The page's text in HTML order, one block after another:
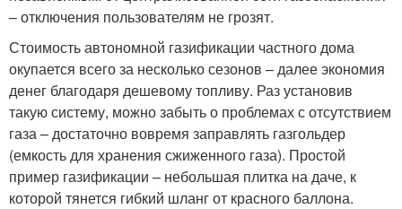
– отключения пользователям не грозят.
Стоимость автономной газификации частного дома
окупается всего за несколько сезонов – далее экономия
денег благодаря дешевому топливу. Раз установив
такую систему, можно забыть о проблемах с отсутствием
газа – достаточно вовремя заправлять газгольдер
(емкость для хранения сжиженного газа). Простой
пример газификации – небольшая плитка на даче, к
которой тянется гибкий шланг от красного баллона.